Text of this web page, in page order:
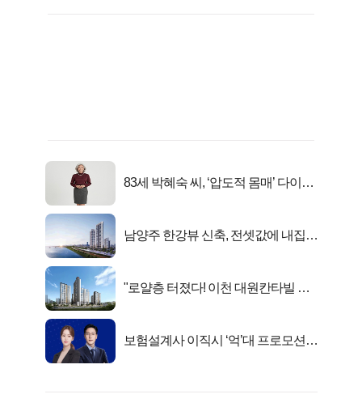
83세 박혜숙 씨, ‘압도적 몸매’ 다이어
남양주 한강뷰 신축, 전셋값에 내집마
"로얄층 터졌다! 이천 대원칸타빌 잔
보험설계사 이직시 ‘억’대 프로모션!